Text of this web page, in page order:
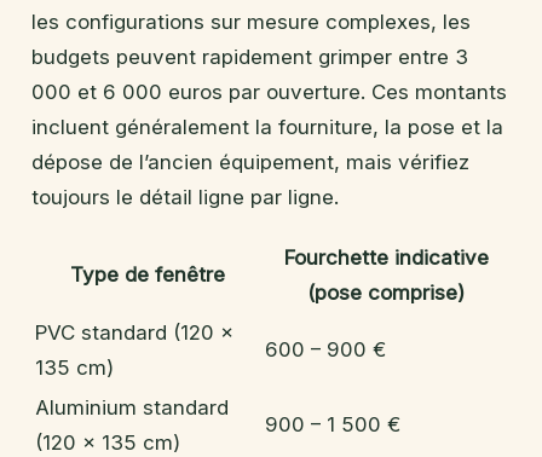
les configurations sur mesure complexes, les
budgets peuvent rapidement grimper entre 3
000 et 6 000 euros par ouverture. Ces montants
incluent généralement la fourniture, la pose et la
dépose de l’ancien équipement, mais vérifiez
toujours le détail ligne par ligne.
Type de fenêtre
Fourchette indicative
(pose comprise)
PVC standard (120 x
135 cm)
600 – 900 €
Aluminium standard
(120 x 135 cm)
900 – 1 500 €